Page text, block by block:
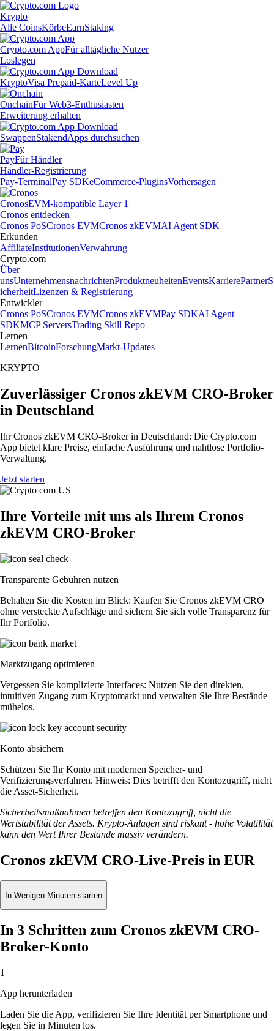
Krypto
Alle CoinsKörbeEarnStaking
Crypto.com AppFür alltägliche Nutzer
Loslegen
KryptoVisa Prepaid-KarteLevel Up
OnchainFür Web3-Enthusiasten
Erweiterung erhalten
SwappenStakendApps durchsuchen
PayFür Händler
Händler-Registrierung
Pay-TerminalPay SDKeCommerce-PluginsVorhersagen
CronosEVM-kompatible Layer 1
Cronos entdecken
Cronos PoSCronos EVMCronos zkEVMAI Agent SDK
Erkunden
AffiliateInstitutionenVerwahrung
Crypto.com
Über
unsUnternehmensnachrichtenProduktneuheitenEventsKarrierePartnerS
icherheitLizenzen & Registrierung
Entwickler
Cronos PoSCronos EVMCronos zkEVMPay SDKAI Agent
SDKMCP ServersTrading Skill Repo
Lernen
LernenBitcoinForschungMarkt-Updates
KRYPTO
Zuverlässiger Cronos zkEVM CRO-Broker
in Deutschland
Ihr Cronos zkEVM CRO-Broker in Deutschland: Die Crypto.com
App bietet klare Preise, einfache Ausführung und nahtlose Portfolio-
Verwaltung.
Jetzt starten
Ihre Vorteile mit uns als Ihrem Cronos
zkEVM CRO-Broker
Transparente Gebühren nutzen
Behalten Sie die Kosten im Blick: Kaufen Sie Cronos zkEVM CRO
ohne versteckte Aufschläge und sichern Sie sich volle Transparenz für
Ihr Portfolio.
Marktzugang optimieren
Vergessen Sie komplizierte Interfaces: Nutzen Sie den direkten,
intuitiven Zugang zum Kryptomarkt und verwalten Sie Ihre Bestände
mühelos.
Konto absichern
Schützen Sie Ihr Konto mit modernen Speicher- und
Verifizierungsverfahren. Hinweis: Dies betrifft den Kontozugriff, nicht
die Asset-Sicherheit.
Sicherheitsmaßnahmen betreffen den Kontozugriff, nicht die
Wertstabilität der Assets. Krypto-Anlagen sind riskant - hohe Volatilität
kann den Wert Ihrer Bestände massiv verändern.
Cronos zkEVM CRO-Live-Preis in EUR
In Wenigen Minuten starten
In 3 Schritten zum Cronos zkEVM CRO-
Broker-Konto
1
App herunterladen
Laden Sie die App, verifizieren Sie Ihre Identität per Smartphone und
legen Sie in Minuten los.